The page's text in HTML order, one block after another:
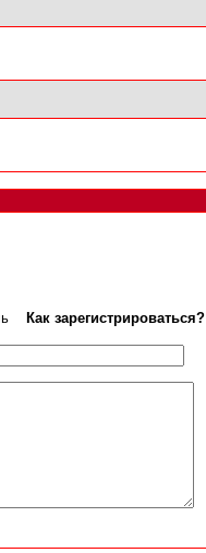
Как зарегистрироваться?